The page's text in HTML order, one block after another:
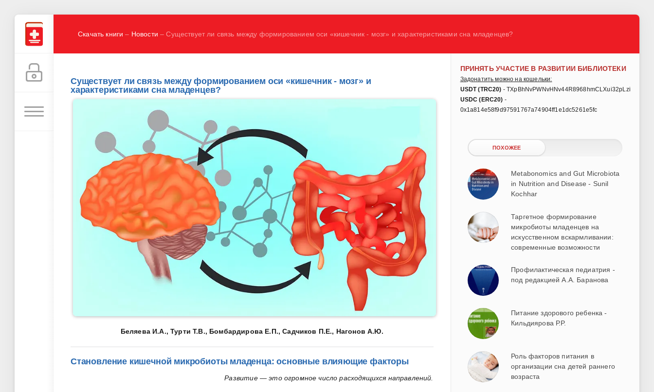
Скачать книги – Новости – Существует ли связь между формированием оси «кишечник - мозг» и характеристиками сна младенцев?
Существует ли связь между формированием оси «кишечник - мозг» и
характеристиками сна младенцев?
Беляева И.А., Турти Т.В., Бомбардирова Е.П., Садчиков П.Е., Нагонов А.Ю.
Становление кишечной микробиоты младенца: основные влияющие факторы
Развитие — это огромное число расходящихся направлений.
ПРИНЯТЬ УЧАСТИЕ В РАЗВИТИИ БИБЛИОТЕКИ
Задонатить можно на кошельки:
USDT (TRC20) - TXpBhNvPWNvHNv44R8968hmCLXui32pLzi
USDC (ERC20) -
0x1a814e58f9d97591767a74904ff1e1dc5261e5fc
ПОХОЖЕЕ
Metabonomics and Gut Microbiota
in Nutrition and Disease - Sunil
Kochhar
Таргетное формирование
микробиоты младенцев на
искусственном вскармливании:
современные возможности
Профилактическая педиатрия -
под редакцией А.А. Баранова
Питание здорового ребенка -
Кильдиярова Р.Р.
Роль факторов питания в
организации сна детей раннего
возраста